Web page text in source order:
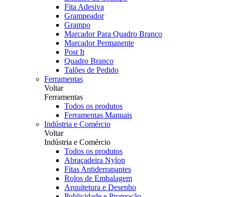
Fita Adesiva
Grampeador
Grampo
Marcador Para Quadro Branco
Marcador Permanente
Post It
Quadro Branco
Talões de Pedido
Ferramentas
Voltar
Ferramentas
Todos os produtos
Ferramentas Manuais
Indústria e Comércio
Voltar
Indústria e Comércio
Todos os produtos
Abraçadeira Nylon
Fitas Antiderrapantes
Rolos de Embalagem
Arquitetura e Desenho